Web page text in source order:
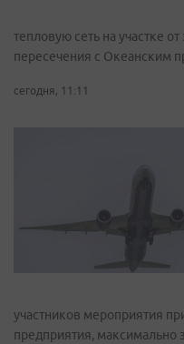
тепловую сеть на участке
пересечения с Океанским
сегодня, 11:11
участников мероприятия
предприятия, максимально